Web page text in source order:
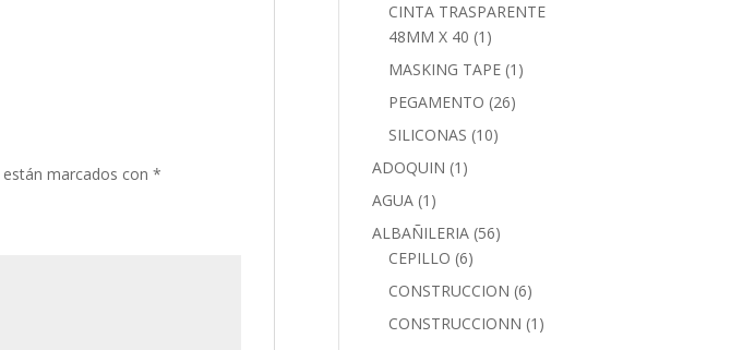
marcados con*
CINTA TRASPARENTE
48MM X 40 (1)
MASKING TAPE (1)
PEGAMENTO (26)
SILICONAS (10)
ADOQUIN (1)
AGUA (1)
ALBAÑILERIA (56)
CEPILLO (6)
CONSTRUCCION (6)
CONSTRUCCIONN (1)